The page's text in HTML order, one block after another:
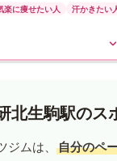
楽に痩せたい人 汗かきたい
北生駒駅のス
ジムは、 自分のペ